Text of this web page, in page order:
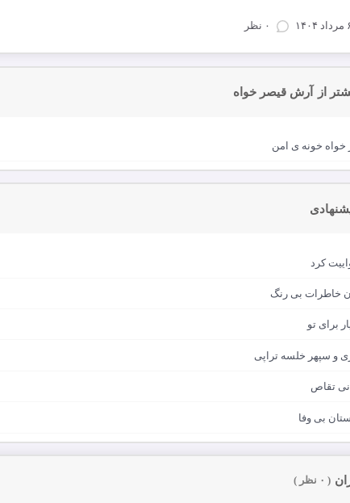
۱۴۰۴ ۰ نظر
از آرش قیصر خواه
خواه خونه ی امن
کرد
خاطرات بی رنگ
برای تو
و سپهر خلسه تراپی
تقاص
بی وفا
( ۰ نظر )